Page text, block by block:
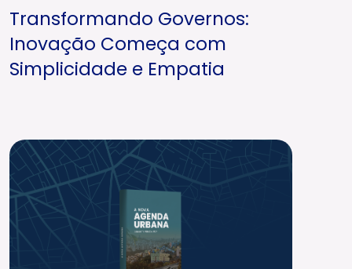
Transformando Governos:
Inovação Começa com
Simplicidade e Empatia